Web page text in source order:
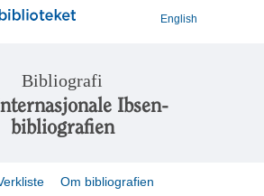
English
Bibliografi
Ibsen-
bibliografien
Om bibliografien